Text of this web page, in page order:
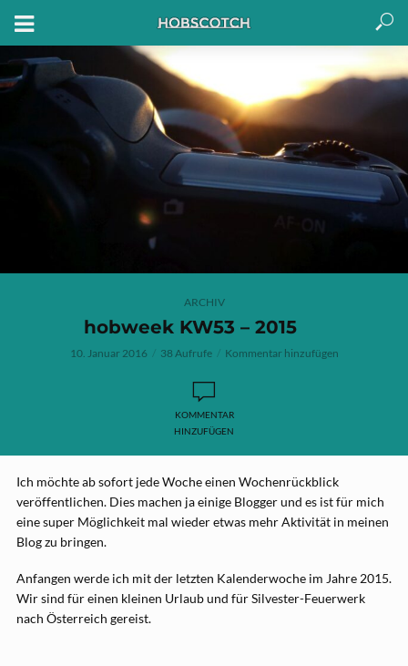
ARCHIV
hobweek KW53 – 2015
10. Januar 2016 38 Aufrufe Kommentar hinzufügen
KOMMENTAR
HINZUFÜGEN
Ich möchte ab sofort jede Woche einen Wochenrückblick
veröffentlichen. Dies machen ja einige Blogger und es ist für mich
eine super Möglichkeit mal wieder etwas mehr Aktivität in meinen
Blog zu bringen.
Anfangen werde ich mit der letzten Kalenderwoche im Jahre 2015.
Wir sind für einen kleinen Urlaub und für Silvester-Feuerwerk
nach Österreich gereist.